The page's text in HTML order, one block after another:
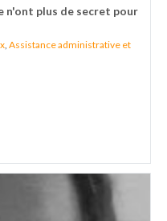
n'ont plus de secret pour
, Assistance administrative et